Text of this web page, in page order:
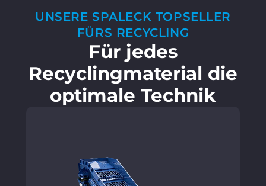
UNSERE SPALECK TOPSELLER
FÜRS RECYCLING
Für jedes
Recyclingmaterial die
optimale Technik